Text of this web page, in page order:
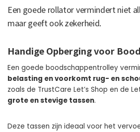
Een goede rollator vermindert niet
maar geeft ook zekerheid.
Handige Opberging voor
Een goede boodschappentrolley
belasting en voorkomt rug- en
zoals de TrustCare Let’s Shop en de
grote en stevige tassen.
Deze tassen zijn ideaal voor het